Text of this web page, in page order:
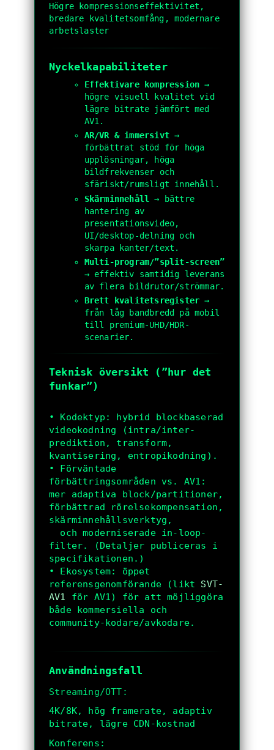
Högre kompressionseffektivitet,
bredare kvalitetsomfång, modernare
arbetslaster
Nyckelkapabiliteter
Effektivare kompression →
högre visuell kvalitet vid
lägre bitrate jämfört med
AV1.
AR/VR & immersivt →
förbättrat stöd för höga
upplösningar, höga
bildfrekvenser och
sfäriskt/rumsligt innehåll.
Skärminnehåll
→ bättre
hantering av
presentationsvideo,
UI/desktop-delning och
skarpa kanter/text.
Multi-program/”split-screen”
→ effektiv samtidig leverans
av flera bildrutor/strömmar.
Brett kvalitetsregister →
från låg bandbredd på mobil
till premium-UHD/HDR-
scenarier.
Teknisk översikt (”hur det
funkar”)
• Kodektyp: hybrid blockbaserad
videokodning (intra/inter-
prediktion, transform,
kvantisering, entropikodning).
• Förväntade
förbättringsområden vs. AV1:
mer adaptiva block/partitioner,
förbättrad rörelsekompensation,
skärminnehållsverktyg,
filter. (Detaljer publiceras i
specifikationen.)
• Ekosystem: öppet
referensgenomförande (likt SVT-
AV1
för AV1) för att möjliggöra
både kommersiella och
community-kodare/avkodare.
Användningsfall
Streaming/OTT:
4K/8K, hög framerate, adaptiv
bitrate, lägre CDN-kostnad
Konferens: